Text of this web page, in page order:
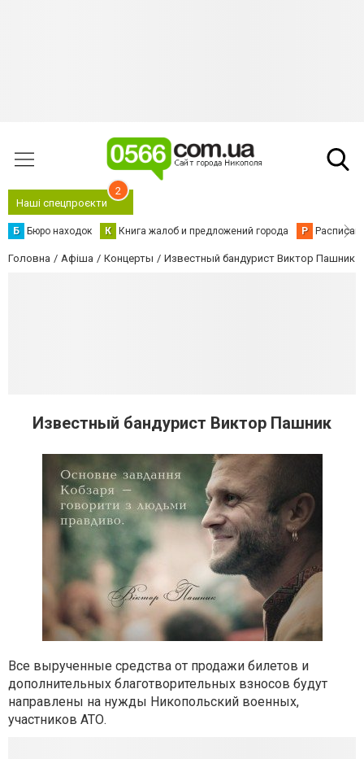
Наші спецпроєкти
2
Б Бюро находок К Книга жалоб и предложений города Р
Головна Афіша Концерты Известный бандурист Виктор Пашник
Известный бандурист Виктор Пашник
Все вырученные средства от продажи билетов и
дополнительных благотворительных взносов будут
направлены на нужды Никопольский военных,
участников АТО.